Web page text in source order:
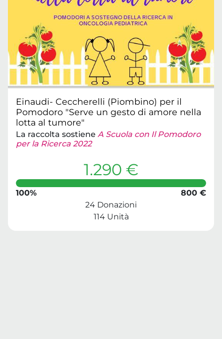
Einaudi- Ceccherelli (Piombino) per il
Pomodoro "Serve un gesto di amore nella
lotta al tumore"
La raccolta sostiene A Scuola con Il Pomodoro
per la Ricerca 2022
1.290 €
100%
800 €
24 Donazioni
114 Unità